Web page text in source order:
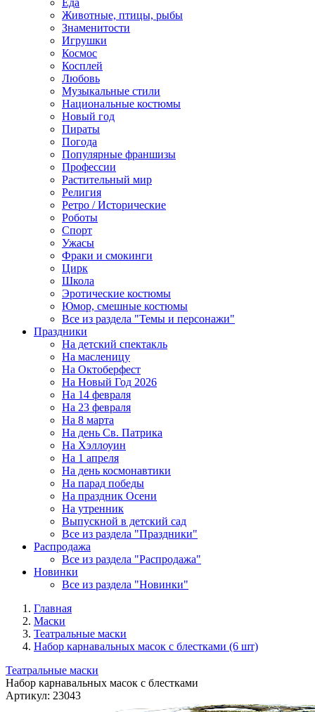
Еда
Животные, птицы, рыбы
Знаменитости
Игрушки
Космос
Косплей
Любовь
Музыкальные стили
Национальные костюмы
Новый год
Пираты
Погода
Популярные франшизы
Профессии
Растительный мир
Религия
Ретро / Исторические
Роботы
Спорт
Ужасы
Фраки и смокинги
Цирк
Школа
Эротические костюмы
Юмор, смешные костюмы
Все из раздела "Темы и персонажи"
Праздники
На детский спектакль
На масленицу
На Октоберфест
На Новый Год 2026
На 14 февраля
На 23 февраля
На 8 марта
На день Св. Патрика
На Хэллоуин
На 1 апреля
На день космонавтики
На парад победы
На праздник Осени
На утренник
Выпускной в детский сад
Все из раздела "Праздники"
Распродажа
Все из раздела "Распродажа"
Новинки
Все из раздела "Новинки"
Главная
Маски
Театральные маски
Набор карнавальных масок с блестками (6 шт)
Театральные маски
Набор карнавальных масок с блестками
Артикул: 23043